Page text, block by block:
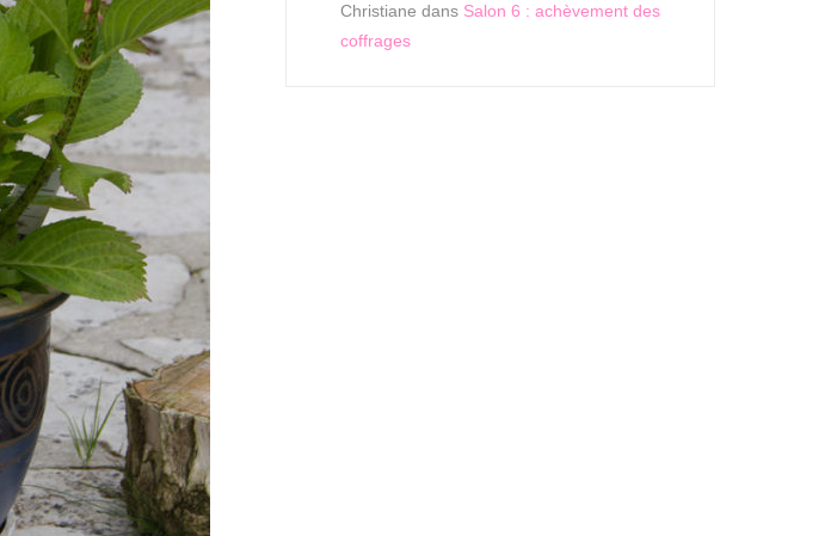
Christiane dans Salon 6 : achèvement des
coffrages